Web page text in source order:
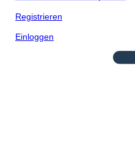
Registrieren
Einloggen